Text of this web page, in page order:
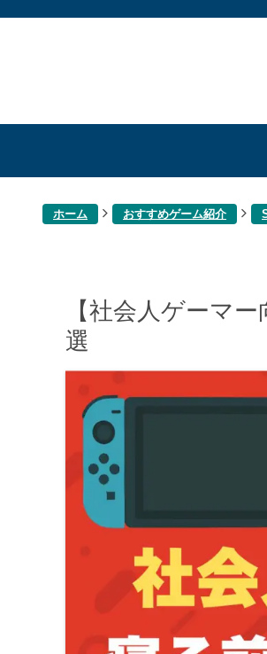
ホーム おすすめゲーム紹介
【社会人ゲーマ
選